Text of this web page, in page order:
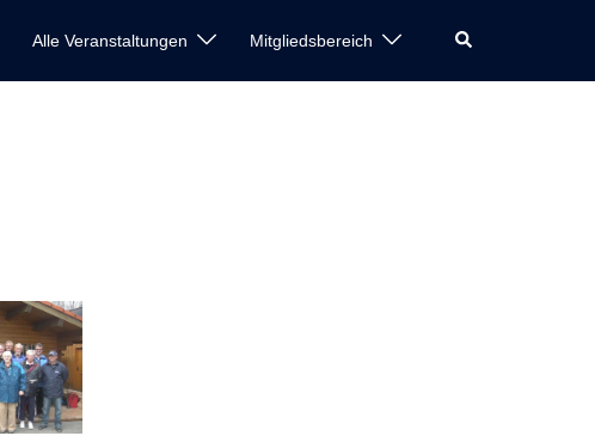
Alle Veranstaltungen Mitgliedsbereich Suche